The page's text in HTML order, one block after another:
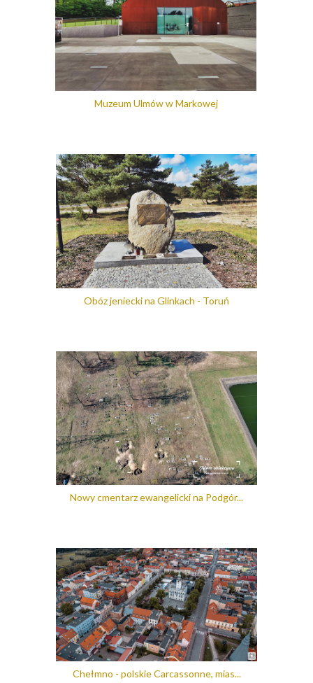
Muzeum Ulmów w Markowej
Obóz jeniecki na Glinkach - Toruń
Nowy cmentarz ewangelicki na Podgór...
Chełmno - polskie Carcassonne, mias...